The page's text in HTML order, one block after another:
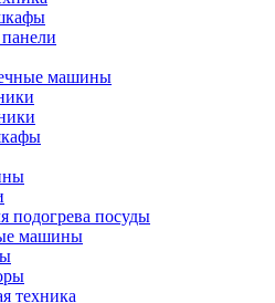
машины
подогрева посуды
машины
техника